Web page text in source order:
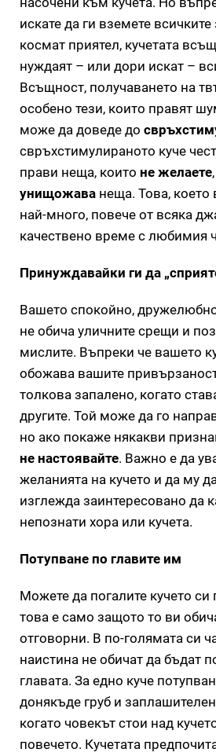
искате да ги вземете
космат приятел, кучетата
нуждаят – или дори искат –
Всъщност, получаването на
особено тези, които правят
може да доведе до
свръхстимулираното куче
прави неща, които не желаете
унищожава неща. Това, което
най-много, повече от всяка
качествено време с любимия
Принуждавайки ги да
Вашето спокойно,
не обича уличните срещи и
мислите. Въпреки че вашето
обожава вашите
толкова запалено, когато
другите. Той може да го
но ако покаже някакви
не настоявайте. Важно е да
желанията на кучето и да му
изглежда заинтересовано да
непознати хора или кучета.
Потупване по главите им
Можете да погалите кучето си
това е само защото то ви
отговорни. В по-голямата си
наистина не обичат да бъдат
главата. За едно куче
донякъде груб и
когато човекът стои над
повечето. Кучетата